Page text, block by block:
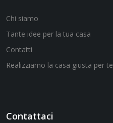
Chi siamo
Tante idee per la tua casa
Contatti
Realizziamo la casa giusta per te
Contattaci